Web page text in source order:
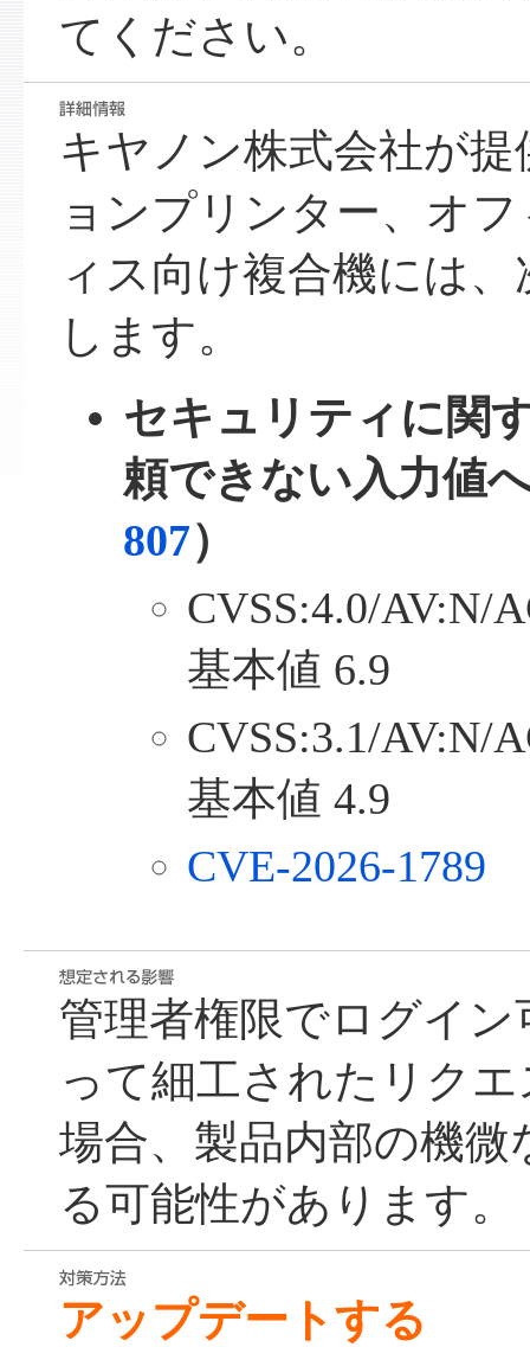
てください。
キヤノン株式会社が
ョンプリンター、オ
ィス向け複合機には
します。
セキュリティに関
頼できない入力値
807）
CVSS:4.0/AV:N/
基本値 6.9
CVSS:3.1/AV:N/
基本値 4.9
CVE-2026-1789
管理者権限でログイ
って細工されたリク
場合、製品内部の機微
る可能性があります。
アップデートする